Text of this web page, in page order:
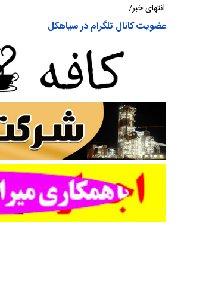
انتهای خبر/
عضویت کانال تلگرام در سیاهکل